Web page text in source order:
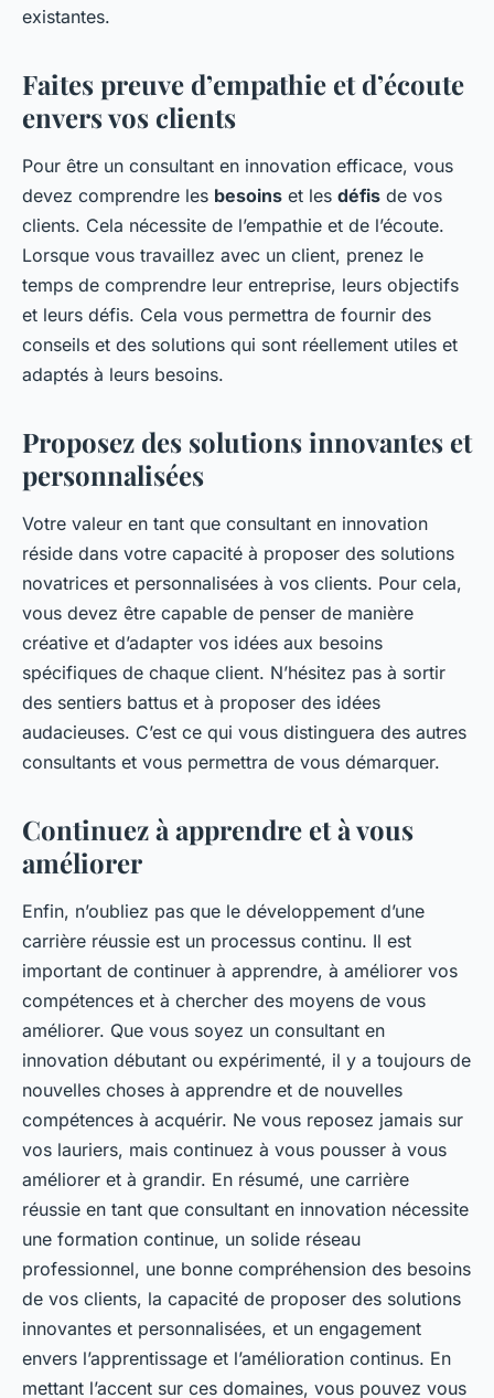
existantes.
Faites preuve d’empathie et d’écoute
envers vos clients
Pour être un consultant en innovation efficace, vous
devez comprendre les besoins et les défis de vos
clients. Cela nécessite de l’empathie et de l’écoute.
Lorsque vous travaillez avec un client, prenez le
temps de comprendre leur entreprise, leurs objectifs
et leurs défis. Cela vous permettra de fournir des
conseils et des solutions qui sont réellement utiles et
adaptés à leurs besoins.
Proposez des solutions innovantes et
personnalisées
Votre valeur en tant que consultant en innovation
réside dans votre capacité à proposer des solutions
novatrices et personnalisées à vos clients. Pour cela,
vous devez être capable de penser de manière
créative et d’adapter vos idées aux besoins
spécifiques de chaque client. N’hésitez pas à sortir
des sentiers battus et à proposer des idées
audacieuses. C’est ce qui vous distinguera des autres
consultants et vous permettra de vous démarquer.
Continuez à apprendre et à vous
améliorer
Enfin, n’oubliez pas que le développement d’une
carrière réussie est un processus continu. Il est
important de continuer à apprendre, à améliorer vos
compétences et à chercher des moyens de vous
améliorer. Que vous soyez un consultant en
innovation débutant ou expérimenté, il y a toujours de
nouvelles choses à apprendre et de nouvelles
compétences à acquérir. Ne vous reposez jamais sur
vos lauriers, mais continuez à vous pousser à vous
améliorer et à grandir. En résumé, une carrière
réussie en tant que consultant en innovation nécessite
une formation continue, un solide réseau
professionnel, une bonne compréhension des besoins
de vos clients, la capacité de proposer des solutions
innovantes et personnalisées, et un engagement
envers l’apprentissage et l’amélioration continus. En
mettant l’accent sur ces domaines, vous pouvez vous